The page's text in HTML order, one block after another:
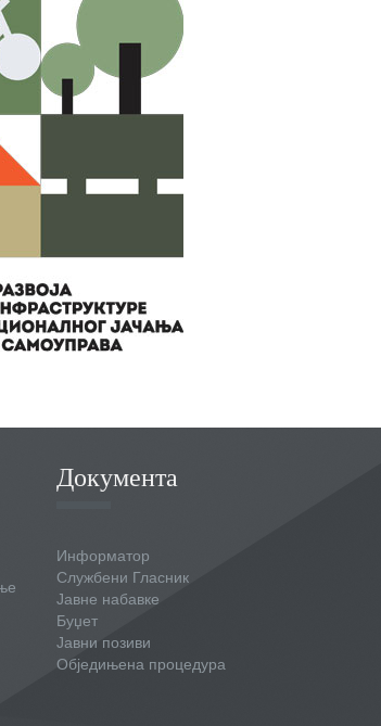
Документа
Информатор
Службени Гласник
Јавне набавке
Буџет
Јавни позиви
Обједињена процедура